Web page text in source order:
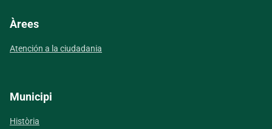
Àrees
Atención a la ciudadania
Municipi
Història